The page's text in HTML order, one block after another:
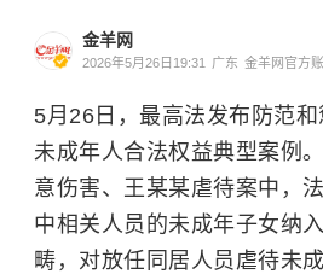
金羊网
2026年5月26日19:31 广东 金羊网官方
5月26日，最高法发布防范
未成年人合法权益典型案例
意伤害、王某某虐待案中，
中相关人员的未成年子女纳
畴，对放任同居人员虐待未